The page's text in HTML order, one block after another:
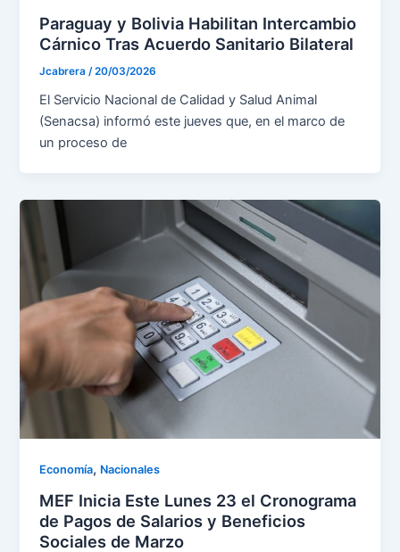
Paraguay y Bolivia Habilitan Intercambio
Cárnico Tras Acuerdo Sanitario Bilateral
Jcabrera /20/03/2026
El Servicio Nacional de Calidad y Salud Animal
(Senacsa) informó este jueves que, en el marco de
un proceso de
Economía, Nacionales
MEF Inicia Este Lunes 23 el Cronograma
de Pagos de Salarios y Beneficios
Sociales de Marzo